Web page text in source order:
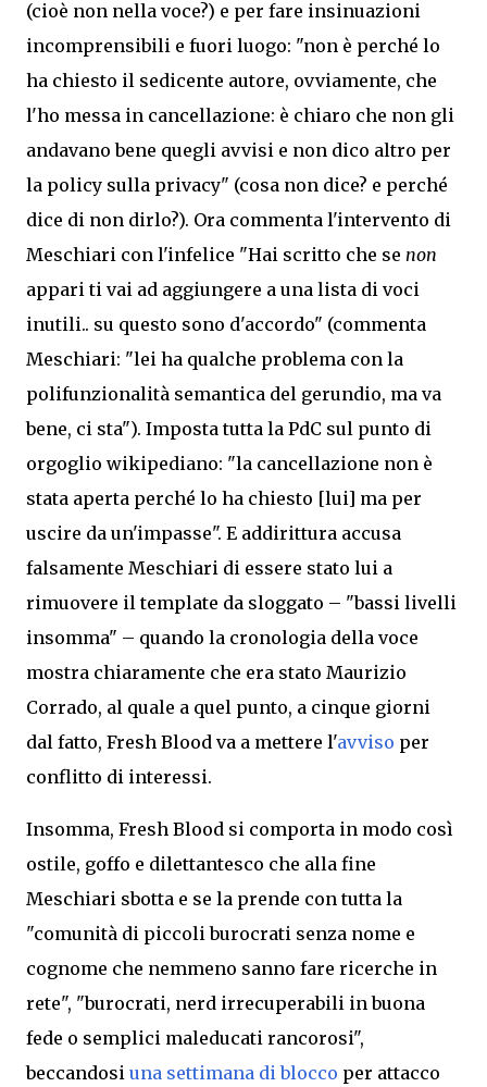
(cioè non nella voce?) e per fare insinuazioni
incomprensibili e fuori luogo: "non è perché lo
ha chiesto il sedicente autore, ovviamente, che
l'ho messa in cancellazione: è chiaro che non gli
andavano bene quegli avvisi e non dico altro per
la policy sulla privacy" (cosa non dice? e perché
dice di non dirlo?). Ora commenta l'intervento di
Meschiari con l'infelice "Hai scritto che se non
appari ti vai ad aggiungere a una lista di voci
inutili.. su questo sono d'accordo" (commenta
Meschiari: "lei ha qualche problema con la
polifunzionalità semantica del gerundio, ma va
bene, ci sta"). Imposta tutta la PdC sul punto di
orgoglio wikipediano: "la cancellazione non è
stata aperta perché lo ha chiesto [lui] ma per
uscire da un'impasse". E addirittura accusa
falsamente Meschiari di essere stato lui a
rimuovere il template da sloggato – "bassi livelli
insomma" – quando la cronologia della voce
mostra chiaramente che era stato Maurizio
Corrado, al quale a quel punto, a cinque giorni
dal fatto, Fresh Blood va a mettere l'avviso per
conflitto di interessi.
Insomma, Fresh Blood si comporta in modo così
ostile, goffo e dilettantesco che alla fine
Meschiari sbotta e se la prende con tutta la
"comunità di piccoli burocrati senza nome e
cognome che nemmeno sanno fare ricerche in
rete", "burocrati, nerd irrecuperabili in buona
fede o semplici maleducati rancorosi",
beccandosi una settimana di blocco per attacco